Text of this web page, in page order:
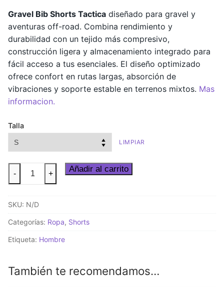
Gravel Bib Shorts Tactica diseñado para gravel y
aventuras off-road. Combina rendimiento y
durabilidad con un tejido más compresivo,
construcción ligera y almacenamiento integrado para
fácil acceso a tus esenciales. El diseño optimizado
ofrece confort en rutas largas, absorción de
vibraciones y soporte estable en terrenos mixtos. Mas
informacion.
Talla
LIMPIAR
TACTICA
Robust
cantidad
- + Añadir al carrito
SKU: N/D
Categorías: Ropa, Shorts
Etiqueta: Hombre
También te recomendamos…